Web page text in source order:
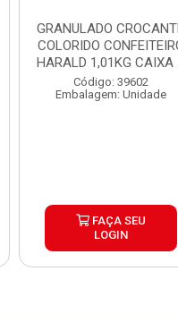
GRANULADO
COLORIDO
HARALD 1,01KG CAIXA
Código: 39602
Embalagem: Unidade
FAÇA SEU
LOGIN